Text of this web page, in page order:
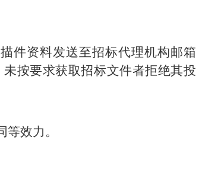
件资料发送至招标代理机构邮箱
未按要求获取招标文件者拒绝其投
效力。